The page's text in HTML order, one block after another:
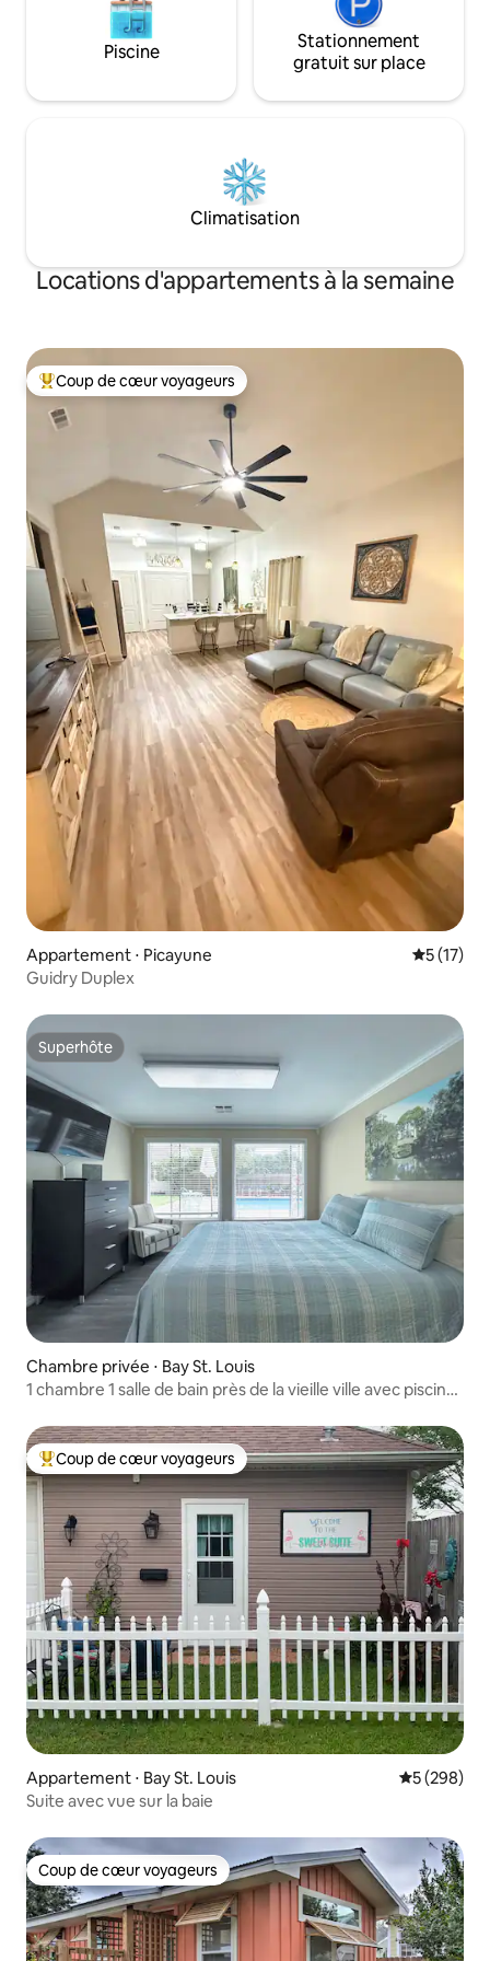
Piscine
Stationnement
gratuit sur place
Climatisation
Locations d'appartements à la semaine
Coups de cœur voyageurs les plus appréciés
Coup de cœur voyageurs
Appartement ⋅ Picayune
5 (17)
Guidry Duplex
Superhôte
Superhôte
Chambre privée ⋅ Bay St. Louis
1 chambre 1 salle de bain près de la vieille ville avec piscine
Coups de cœur voyageurs les plus appréciés
Coup de cœur voyageurs
Appartement ⋅ Bay St. Louis Évaluation
5 (298)
Suite avec vue sur la baie
Coup de cœur voyageurs
Coup de cœur voyageurs